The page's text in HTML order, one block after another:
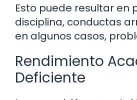
Esto puede resultar en
disciplina, conductas
en algunos casos,
Rendimiento
Deficiente